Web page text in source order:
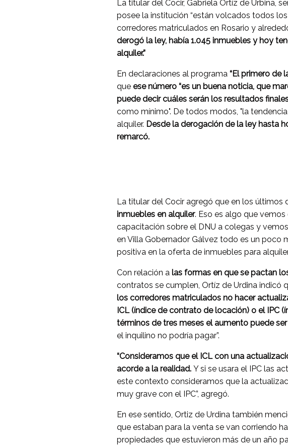
La titular del Cocir, Gabriela Ortíz de Urbina,
posee la institución “están volcados todos
corredores matriculados en Rosario y
derogó la ley, había 1.045 inmuebles y hoy
alquiler.”
En declaraciones al programa “El primero de
que ese número “es un buena noticia, que
puede decir cuáles serán los resultados
como mínimo". De todos modos, "la
alquiler. Desde la derogación de la ley hasta
remarcó.
La titular del Cocir agregó que en los últimos
inmuebles en alquiler. Eso es algo que
capacitación sobre el DNU a colegas y
en Villa Gobernador Gálvez todo es un poco
positiva en la oferta de inmuebles para
Con relación a las formas en que se pactan
contratos se cumplen, Ortíz de Urdina indicó
los corredores matriculados no hacer
ICL (índice de contrato de locación) o el IPC
términos de tres meses el aumento puede
el inquilino no podría pagar”.
“Consideramos que el ICL con una
acorde a la realidad. Y si se usara el IPC las
este contexto consideramos que la
muy grave con el IPC”, agregó.
En ese sentido, Ortiz de Urdina también
que estaban para la venta se van corriendo
propiedades que estuvieron más de un año